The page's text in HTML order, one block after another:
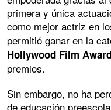
primera y única
como mejor actriz en
permitió ganar en la
Hollywood Film
premios.
Sin embargo, no ha
de educación